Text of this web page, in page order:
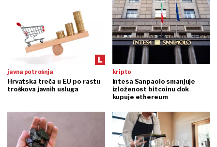
javna potrošnja
Hrvatska treća u EU po rastu
troškova javnih usluga
kripto
Intesa Sanpaolo smanjuje
izloženost bitcoinu dok
kupuje ethereum